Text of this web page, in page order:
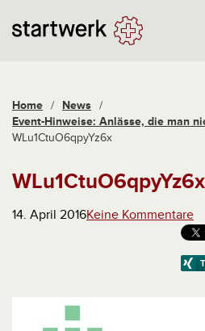
Home / News /
Event-Hinweise: Anlässe, die man
WLu1CtuO6qpyYz6x
WLu1CtuO6qpyYz6x
14. April 2016Keine Kommentare